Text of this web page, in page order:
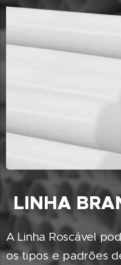
LINHA
A Linha Roscável
os tipos e padrões